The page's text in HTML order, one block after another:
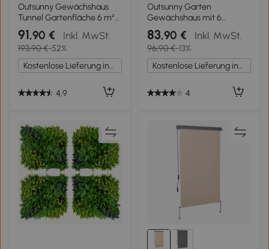
Outsunny Gewächshaus
Tunnel Gartenfläche 6 m²
3L x 2B x 2H m Verstärkter
Rohrrahmen
Reißverschlusstür 6
aufrollbare Fenster Grün
91,90 € Inkl. MwSt.
193,90 €-52%
Kostenlose Lieferung innerhalb Deutschlands
4,9
Outsunny Garten
Gewächshaus mit 6
Regalen aus PE-Abdeckung
und Stahlrahmen
140x143x190 cm Weiß
83,90 € Inkl. MwSt.
96,90 €-13%
Kostenlose Lieferung innerhalb Deutschlands
4